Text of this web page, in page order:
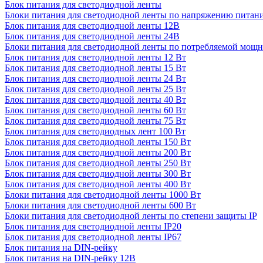
Блок питания для светодиодной ленты
Блоки питания для светодиодной ленты по напряжению
Блок питания для светодиодной ленты 12В
Блок питания для светодиодной ленты 24В
Блоки питания для светодиодной ленты по потребляемой
Блок питания для светодиодной ленты 12 Вт
Блок питания для светодиодной ленты 15 Вт
Блок питания для светодиодной ленты 24 Вт
Блок питания для светодиодной ленты 25 Вт
Блок питания для светодиодной ленты 40 Вт
Блок питания для светодиодной ленты 60 Вт
Блок питания для светодиодной ленты 75 Вт
Блок питания для светодиодных лент 100 Вт
Блок питания для светодиодной ленты 150 Вт
Блок питания для светодиодной ленты 200 Вт
Блок питания для светодиодной ленты 250 Вт
Блок питания для светодиодной ленты 300 Вт
Блок питания для светодиодной ленты 400 Вт
Блоки питания для светодиодной ленты 1000 Вт
Блоки питания для светодиодной ленты 600 Вт
Блоки питания для светодиодной ленты по степени защиты IP
Блок питания для светодиодной ленты IP20
Блок питания для светодиодной ленты IP67
Блок питания на DIN-рейку
Блок питания на DIN-рейку 12В